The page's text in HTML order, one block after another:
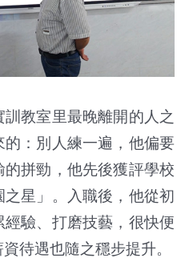
教室里最晚離開的人之
：別人練一遍，他偏要
拼勁，他先後獲評學校
之星」。入職後，他從初
驗、打磨技藝，很快便
待遇也隨之穩步提升。